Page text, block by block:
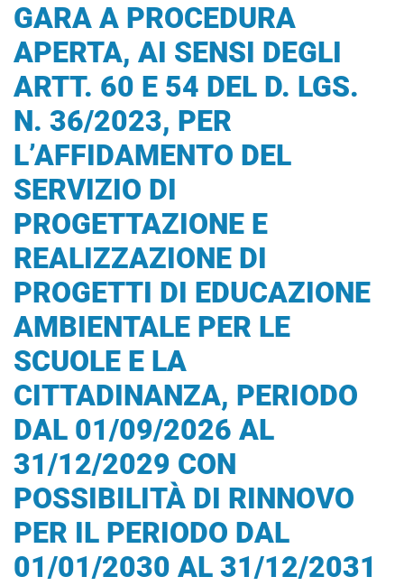
GARA A PROCEDURA
APERTA, AI SENSI DEGLI
ARTT. 60 E 54 DEL D. LGS.
N. 36/2023, PER
L’AFFIDAMENTO DEL
SERVIZIO DI
PROGETTAZIONE E
REALIZZAZIONE DI
PROGETTI DI EDUCAZIONE
AMBIENTALE PER LE
SCUOLE E LA
CITTADINANZA, PERIODO
DAL 01/09/2026 AL
31/12/2029 CON
POSSIBILITÀ DI RINNOVO
PER IL PERIODO DAL
01/01/2030 AL 31/12/2031